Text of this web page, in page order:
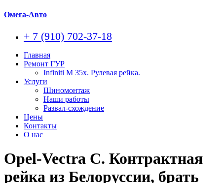
Омега-Авто
+ 7 (910) 702-37-18
Главная
Ремонт ГУР
Infiniti M 35x. Рулевая рейка.
Услуги
Шиномонтаж
Наши работы
Развал-схождение
Цены
Контакты
О нас
Opel-Vectra C. Контрактная
рейка из Белоруссии, брать